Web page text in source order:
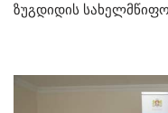
ზუგდიდის